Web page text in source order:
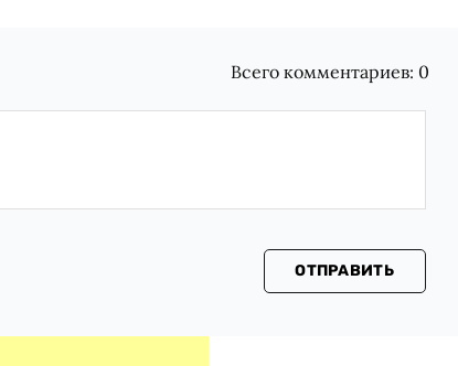
Всего комментариев: 0
ОТПРАВИТЬ